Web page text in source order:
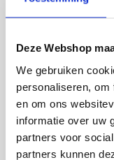
Deze Webshop
We gebruiken
personaliseren,
en om ons
informatie over uw
partners voor
partners kunnen
besteld. De
netjes en veilig